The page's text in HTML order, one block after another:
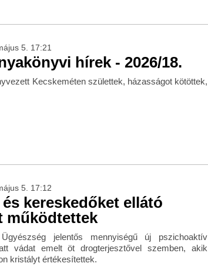
5. 17:21
hírek - 2026/18.
Kecskeméten születtek, házasságot kötöttek,
5. 17:12
kereskedőket ellátó
működtettek
jelentős mennyiségű új pszichoaktív
vádat emelt öt drogterjesztővel szemben, akik
kristályt értékesítettek.